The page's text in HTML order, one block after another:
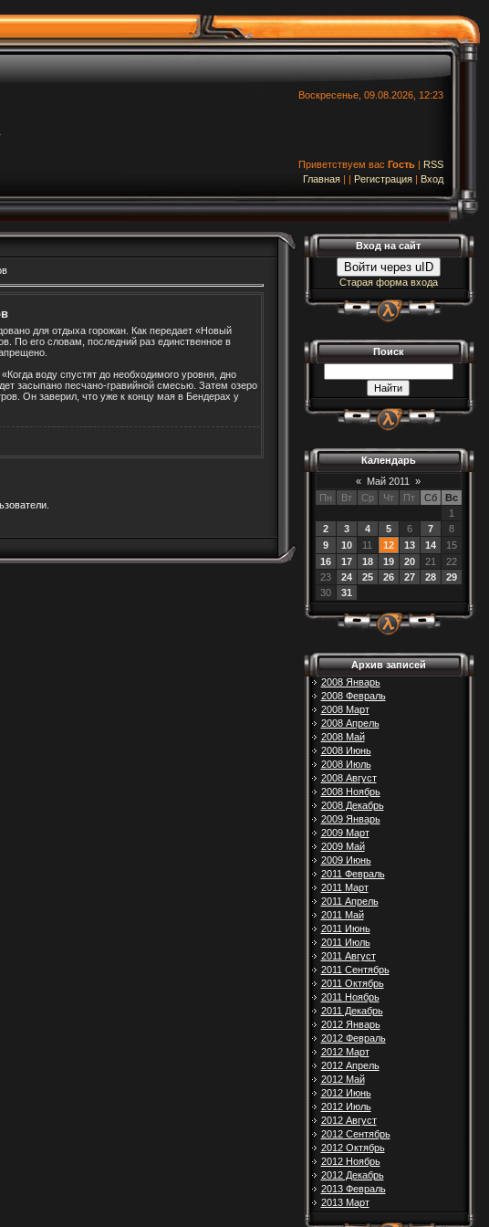
Воскресенье, 09.08.2026, 12:23
Приветствуем вас Гость | RSS
Главная | | Регистрация | Вход
для отдыха горожан. Как передает «Новый
По его словам, последний раз единственное в
воду спустят до необходимого уровня, дно
засыпано песчано-гравийной смесью. Затем озеро
Он заверил, что уже к концу мая в Бендерах у
Вход на сайт
Войти через uID
Старая форма входа
Поиск
Календарь
« Май 2011
»
Пн
Вт Ср Чт Пт Сб
Вс
1
2
3 4 5 6 7
8
9
10 11 12 13 14
15
16
17 18 19 20 21
22
23
24 25 26 27 28
29
30
31
Архив записей
2008 Январь
2008 Февраль
2008 Март
2008 Апрель
2008 Май
2008 Июнь
2008 Июль
2008 Август
2008 Ноябрь
2008 Декабрь
2009 Январь
2009 Март
2009 Май
2009 Июнь
2011 Февраль
2011 Март
2011 Апрель
2011 Май
2011 Июнь
2011 Июль
2011 Август
2011 Сентябрь
2011 Октябрь
2011 Ноябрь
2011 Декабрь
2012 Январь
2012 Февраль
2012 Март
2012 Апрель
2012 Май
2012 Июнь
2012 Июль
2012 Август
2012 Сентябрь
2012 Октябрь
2012 Ноябрь
2012 Декабрь
2013 Февраль
2013 Март